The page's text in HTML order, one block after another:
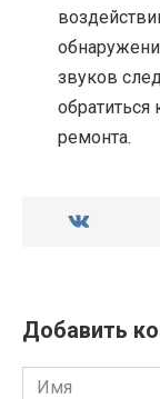
звуков
обратиться
ремонта.
Добавить
Имя